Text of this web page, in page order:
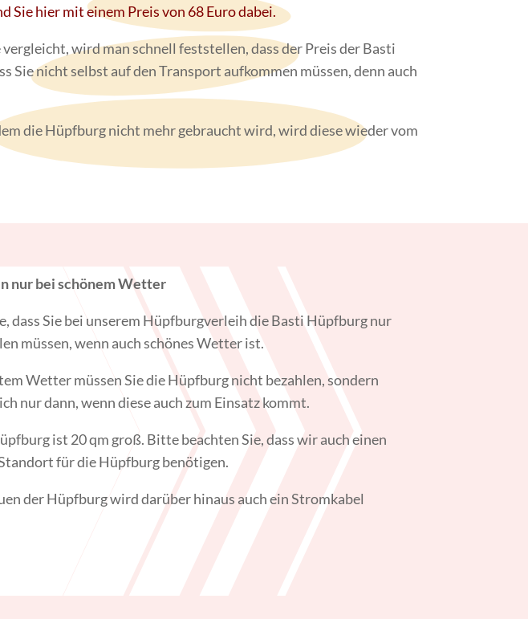
Sie hier mit einem Preis von 68 Euro dabei.
wird man schnell feststellen, dass der Preis der Basti
nicht selbst auf den Transport aufkommen müssen, denn auch
die Hüpfburg nicht mehr gebraucht wird, wird diese wieder vom
nur bei schönem Wetter
dass Sie bei unserem Hüpfburgverleih die Basti Hüpfburg nur
müssen, wenn auch schönes Wetter ist.
Wetter müssen Sie die Hüpfburg nicht bezahlen, sondern
nur dann, wenn diese auch zum Einsatz kommt.
ist 20 qm groß. Bitte beachten Sie, dass wir auch einen
für die Hüpfburg benötigen.
der Hüpfburg wird darüber hinaus auch ein Stromkabel